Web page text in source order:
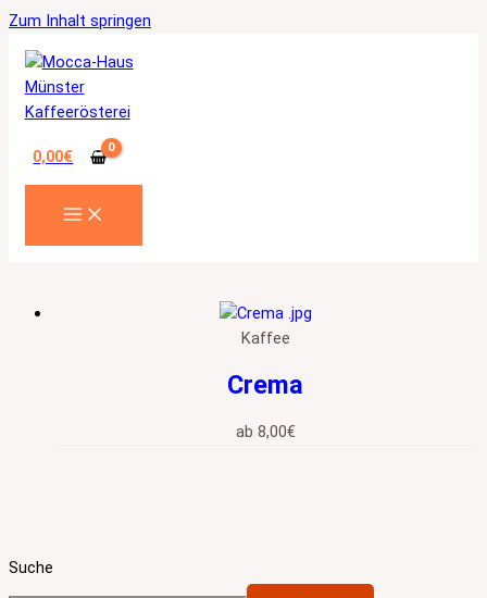
Zum Inhalt springen
0,00€
Suche
Kaffee
Crema
ab 8,00€